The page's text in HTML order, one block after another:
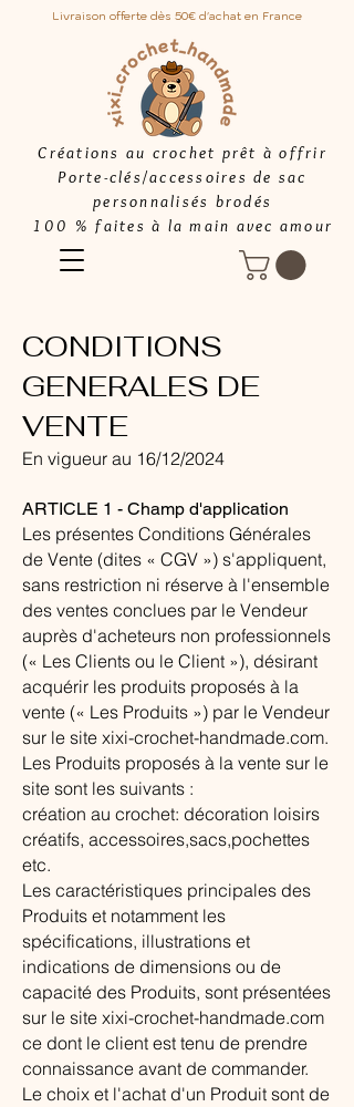
Créations au crochet prêt à offrir
Porte-clés/accessoires de sac
personnalisés brodés
100 % faites à la main avec amour
Livraison offerte dès 50€ d'achat en France
CONDITIONS
GENERALES DE
VENTE
En vigueur au 16/12/2024
ARTICLE 1 - Champ d'application
Les présentes Conditions Générales
de Vente (dites « CGV ») s'appliquent,
sans restriction ni réserve à l'ensemble
des ventes conclues par le Vendeur
auprès d'acheteurs non professionnels
(« Les Clients ou le Client »), désirant
acquérir les produits proposés à la
vente (« Les Produits ») par le Vendeur
sur le site xixi-crochet-handmade.com.
Les Produits proposés à la vente sur le
site sont les suivants :
création au crochet: décoration loisirs
créatifs, accessoires,sacs,pochettes
etc.
Les caractéristiques principales des
Produits et notamment les
spécifications, illustrations et
indications de dimensions ou de
capacité des Produits, sont présentées
sur le site xixi-crochet-handmade.com
ce dont le client est tenu de prendre
connaissance avant de commander.
Le choix et l'achat d'un Produit sont de